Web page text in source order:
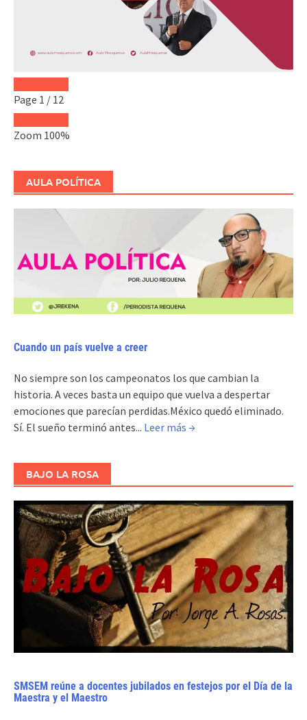
Page 1 / 12
Zoom 100%
AULA POLÍTICA
Cuando un país vuelve a creer
No siempre son los campeonatos los que cambian la
historia. A veces basta un equipo que vuelva a despertar
emociones que parecían perdidas.México quedó eliminado.
Sí. El sueño terminó antes... Leer más →
BAJO LA ROSA
SMSEM reúne a docentes jubilados en festejos por el Día de la
Maestra y el Maestro